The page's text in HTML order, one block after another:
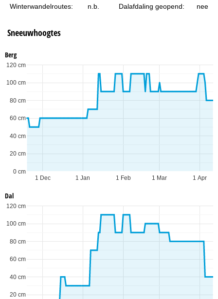
Winterwandelroutes: n.b. Dalafdaling geopend: nee
Sneeuwhoogtes
Berg
1 Dec 1 Jan 1 Feb 1 Mar 1 Apr
0 cm
20 cm
40 cm
60 cm
80 cm
100 cm
120 cm
Dal
20 cm
40 cm
60 cm
80 cm
100 cm
120 cm